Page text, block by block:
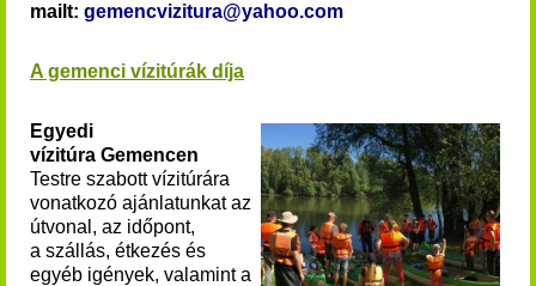
mailt: gemencvizitura@yahoo.com
A gemenci vízitúrák díja
Egyedi
vízitúra Gemencen
Testre szabott vízitúrára
vonatkozó ajánlatunkat az
útvonal, az időpont,
a szállás, étkezés és
egyéb igények, valamint a